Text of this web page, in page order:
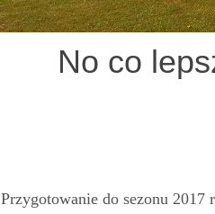
No co
Przygotowanie do sezonu 2017